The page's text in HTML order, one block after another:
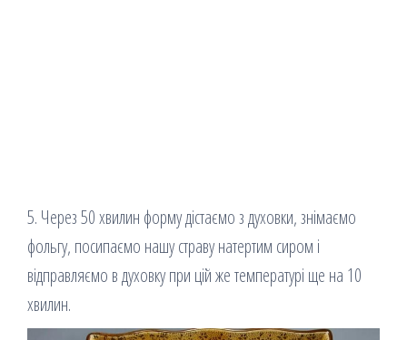
5. Через 50 хвилин форму дістаємо з духовки, знімаємо
фольгу, посипаємо нашу страву натертим сиром і
відправляємо в духовку при цій же температурі ще на 10
хвилин.